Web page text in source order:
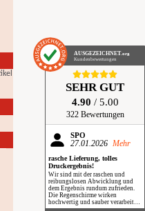
AUSGEZEICHNET .org
Kundenbewertungen
SEHR GUT
4.90 / 5.00
322 Bewertungen
SPÖ
27.01.2026 Mehr
rasche Lieferung, tolles
Druckergebnis!
Wir sind mit der raschen und
reibungslosen Abwicklung und
dem Ergebnis rundum zufrieden.
Die Regenschirme wirken
hochwertig und sauber verarbeitet.
Besonders positiv: Der Druck ist